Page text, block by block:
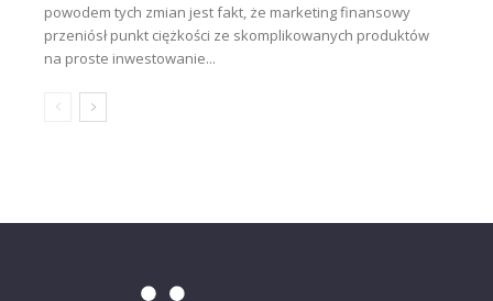
powodem tych zmian jest fakt, że marketing finansowy
przeniósł punkt ciężkości ze skomplikowanych produktów
na proste inwestowanie...